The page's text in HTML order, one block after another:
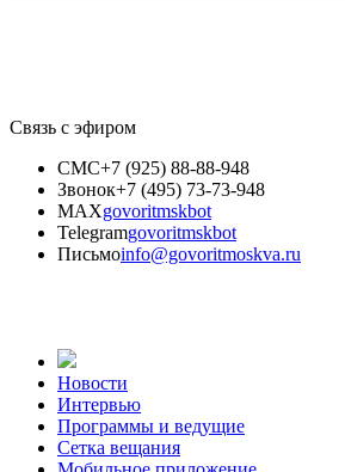
Связь с эфиром
СМС+7 (925) 88-88-948
Звонок+7 (495) 73-73-948
MAXgovoritmskbot
Telegramgovoritmskbot
Письмоinfo@govoritmoskva.ru
Новости
Интервью
Программы и ведущие
Сетка вещания